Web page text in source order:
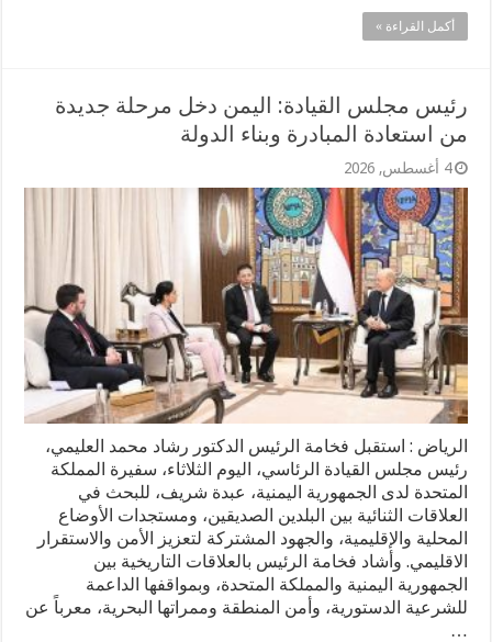
أكمل القراءة »
رئيس مجلس القيادة: اليمن دخل مرحلة جديدة
من استعادة المبادرة وبناء الدولة
4 أغسطس, 2026
الرياض : استقبل فخامة الرئيس الدكتور رشاد محمد العليمي،
رئيس مجلس القيادة الرئاسي، اليوم الثلاثاء، سفيرة المملكة
المتحدة لدى الجمهورية اليمنية، عبدة شريف، للبحث في
العلاقات الثنائية بين البلدين الصديقين، ومستجدات الأوضاع
المحلية والإقليمية، والجهود المشتركة لتعزيز الأمن والاستقرار
الاقليمي. وأشاد فخامة الرئيس بالعلاقات التاريخية بين
الجمهورية اليمنية والمملكة المتحدة، وبمواقفها الداعمة
للشرعية الدستورية، وأمن المنطقة وممراتها البحرية، معرباً عن
…